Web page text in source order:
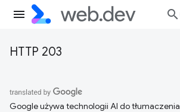
HTTP 203
Google używa technologii AI do